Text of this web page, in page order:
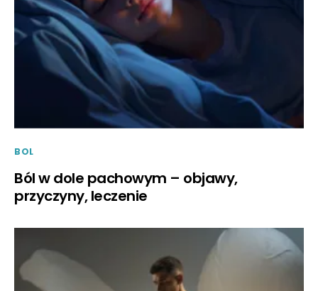
BOL
Ból w dole pachowym – objawy,
przyczyny, leczenie